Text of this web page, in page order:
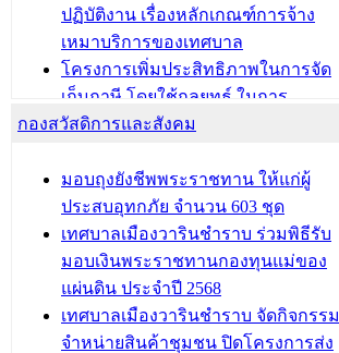
(ท.ร.14) กรณีคนไม่มีสัญชาติไทยได้รับ
อนุญาตให้มีถิ่นที่อยู่
ประชุมคณะกรรมการประเมินผลการ
ควบคุมภายในของ สำนัก/กอง/
โรงเรียน/ศูนย์พัฒนาเด็กเล็ก/สถานธนา
บทความ อื่นๆ ...
ปฏิบัติงาน เรื่องหลักเกณฑ์การจ้าง
เหมาบริการของเทศบาล
โครงการเพิ่มประสิทธิภาพในการจัด
เก็บภาษี โดยใช้กลยุทธ์ ในการ
พัฒนาการจัดเก็บรายได้ ประจำปี พ.ศ.
เทศบาลเมืองวารินชำราบ ร่วมการ
ประชุมวิชาการระดับนานาชาติและ
นิทรรศการด้านนวัตกรรมท้องถิ่น 2568
และรับรางวัลทีมนักวิจัยดีเด่นจาก
นวัตกรรมโครงการทะเบียนภาษีป้าย
ประชุมผู้เช่าอาคารพาณิชย์ บริเวณ
ถนนเกษมสุขและถนนประทุมเทพภักดี
กองสวัสดิการและสังคม
มอบถุงยังชีพพระราชทาน ให้แก่ผู้
ประสบอุทกภัย จำนวน 603 ชุด
เทศบาลเมืองวารินชำราบ ร่วมพิธีรับ
มอบเงินพระราชทานกองทุนแม่ของ
แผ่นดิน ประจำปี 2568
เทศบาลเมืองวารินชำราบ จัดกิจกรรม
จำหน่ายสินค้าชุมชน ปิดโครงการส่ง